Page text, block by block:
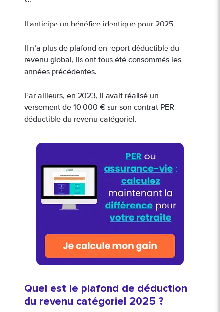
Il anticipe un bénéfice identique pour 2025
Il n’a plus de plafond en report déductible du
revenu global, ils ont tous été consommés les
années précédentes.
Par ailleurs, en 2023, il avait réalisé un
versement de 10 000 € sur son contrat PER
déductible du revenu catégoriel.
Quel est le plafond de déduction
du revenu catégoriel 2025 ?